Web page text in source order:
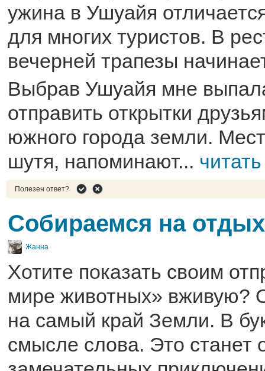
ужина в Ушуайя
для многих туристов. В
вечерней трапезы
Выбрав Ушуайя мне
отправить открытки
южного города земли.
шутя, напоминают...
Полезен ответ?
Собираемся на
Жанна
Хотите показать своим
мире животных» вживую?
на самый край Земли. В
смысле слова. Это станет